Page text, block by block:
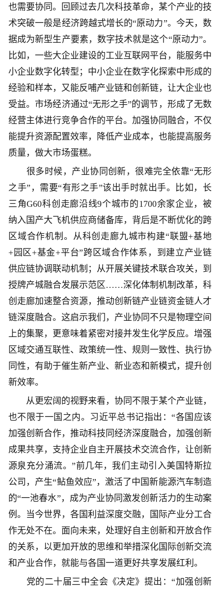
也需要协同。回顾过去几次科技革命，某个产业的技
术突破一般是经济跨越式增长的“原动力”。今天，数
据成为新型生产要素，数字技术就是这个“原动力”。
比如，一些大企业建设的工业互联网平台，能服务中
小企业数字化转型；中小企业在数字化探索中形成的
经验和样本，又能反哺产业链和创新链，让大企业也
受益。市场经济通过“无形之手”的调节，形成了无数
经营主体进行竞争合作的平台。加强协同融合，不仅
能提升资源配置效率，降低产业成本，也能提高服务
质量，做大市场蛋糕。
很多时候，产业协同创新，很难完全依靠“无形
之手”，需要“有形之手”该出手时就出手。比如，长
三角G60科创走廊沿线9个城市的1700余家企业，被
纳入国产大飞机供应商储备库，背后是不断优化的跨
区域合作机制。从科创走廊九城市构建“联盟+基地
+园区+基金+平台”跨区域合作体系，到建立产业链
供应链协调联动机制；从开展关键技术联合攻关，到
授牌产城融合发展示范区……深化体制机制改革，科
创走廊加速整合资源，推动创新链产业链资金链人才
链深度融合。这启示我们，产业协同不只是物理空间
上的集聚，更意味着紧密对接并发生化学反应。增强
区域交通互联性、政策统一性、规则一致性、执行协
同性，有助于催生新产业、新业态和新模式，提升创
新效率。
从更宏阔的视野来看，协同不限于某个产业链，
也不限于一国之内。习近平总书记指出：“各国应该
加强创新合作，推动科技同经济深度融合，加强创新
成果共享，支持企业自主开展技术交流合作，让创新
源泉充分涌流。”前几年，我们主动引入美国特斯拉
公司，产生“鲇鱼效应”，激活了中国新能源汽车制造
的“一池春水”，成为产业协同激发创新活力的生动案
例。当今世界，各国利益深度交融，国际产业分工合
作无处不在。面向未来，处理好自主创新和开放合作
的关系，以更加开放的思维和举措深化国际创新交流
和产业合作，就能与各国一道更好共享发展红利。
党的二十届三中全会《决定》提出：“加强创新